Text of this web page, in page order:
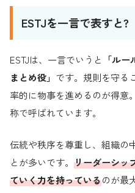
ESTJを一言で表すと?
ESTJは、一言でいうと
「ル
まとめ役」 です。規則を守る
率的に物事を進めるのが得意
称で呼ばれています。
伝統や秩序を尊重し、組織の
とが多いです。 リーダーシッ
ていく力を持っているのが最